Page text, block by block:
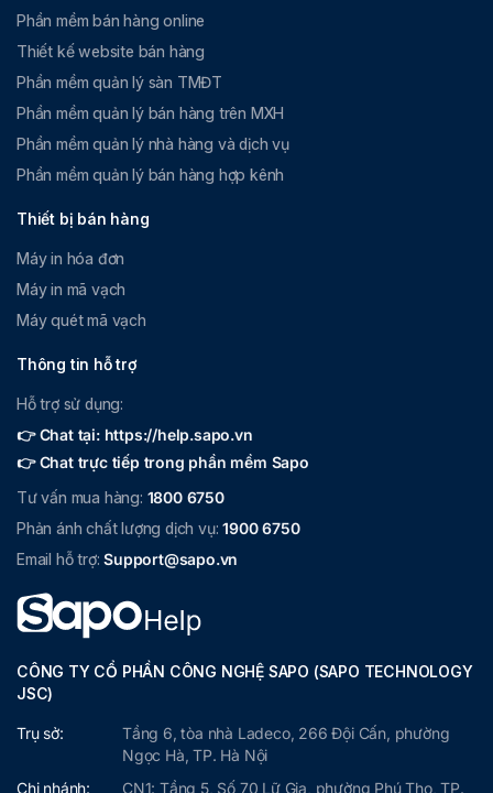
Phần mềm bán hàng online
Thiết kế website bán hàng
Phần mềm quản lý sàn TMĐT
Phần mềm quản lý bán hàng trên MXH
Phần mềm quản lý nhà hàng và dịch vụ
Phần mềm quản lý bán hàng hợp kênh
Thiết bị bán hàng
Máy in hóa đơn
Máy in mã vạch
Máy quét mã vạch
Thông tin hỗ trợ
Hỗ trợ sử dụng:
👉 Chat tại: https://help.sapo.vn
👉 Chat trực tiếp trong phần mềm Sapo
Tư vấn mua hàng: 1800 6750
Phản ánh chất lượng dịch vụ:1900 6750
Email hỗ trợ:Support@sapo.vn
CÔNG TY CỔ PHẦN CÔNG NGHỆ SAPO (SAPO TECHNOLOGY
JSC)
Trụ sở:
Tầng 6, tòa nhà Ladeco, 266 Đội Cấn, phường
Ngọc Hà, TP. Hà Nội
Chi nhánh:
CN1: Tầng 5, Số 70 Lữ Gia, phường Phú Thọ, TP.